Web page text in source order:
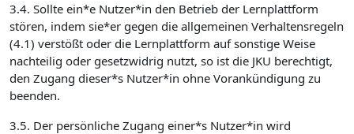
3.4. Sollte ein*e Nutzer*in den Betrieb der Lernplattform
stören, indem sie*er gegen die allgemeinen Verhaltensregeln
(4.1) verstößt oder die Lernplattform auf sonstige Weise
nachteilig oder gesetzwidrig nutzt, so ist die JKU berechtigt,
den Zugang dieser*s Nutzer*in ohne Vorankündigung zu
beenden.
3.5. Der persönliche Zugang einer*s Nutzer*in wird